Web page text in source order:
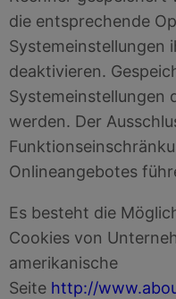
die entsprechende
Systemeinstellungen
deaktivieren.
Systemeinstellungen
werden. Der
Onlineangebotes
Es besteht die
Cookies von
amerikanische
Seite http://